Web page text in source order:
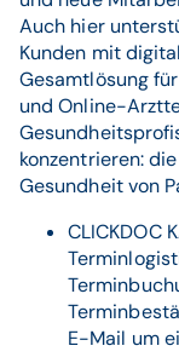
Auch hier
Kunden mit
Gesamtlösung
und Online-
konzentrieren:
Gesundheit von
CLICKDOC
E-Mail um